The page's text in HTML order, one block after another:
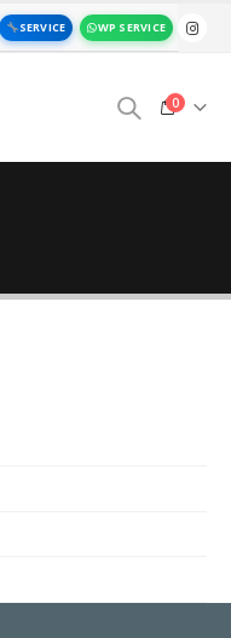
SERVICE WP SERVICE
0